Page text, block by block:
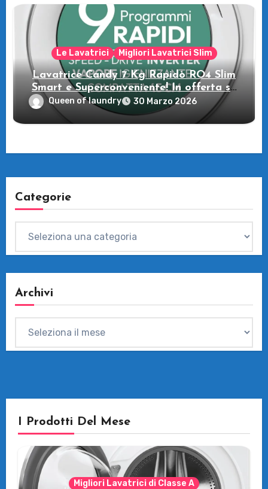
Le Lavatrici Migliori Lavatrici Slim
Lavatrice Candy 7 Kg Rapidò RO4 Slim
Smart e Superconveniente! In offerta su
Amazon
Queen of laundry 30 Marzo 2026
Categorie
Archivi
I Prodotti Del Mese
Migliori Lavatrici di Classe A